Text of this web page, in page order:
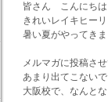
皆さん こんにちは
きれいレイキヒー
暑い夏がやってき
メルマガに投稿さ
あまり出てこない
大阪校で、なんと